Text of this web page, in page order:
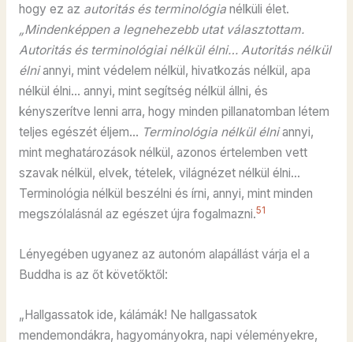
hogy ez az autoritás és terminológianélküli élet.
„Mindenképpen a legnehezebb utat választottam.
Autoritás és terminológiai nélkül élni… Autoritás nélkül
élniannyi, mint védelem nélkül, hivatkozás nélkül, apa
nélkül élni… annyi, mint segítség nélkül állni, és
kényszerítve lenni arra, hogy minden pillanatomban létem
teljes egészét éljem… Terminológia nélkül élniannyi,
mint meghatározások nélkül, azonos értelemben vett
szavak nélkül, elvek, tételek, világnézet nélkül élni…
Terminológia nélkül beszélni és írni, annyi, mint minden
megszólalásnál az egészet újra fogalmazni.51
Lényegében ugyanez az autonóm alapállást várja el a
Buddha is az őt követőktől:
„Hallgassatok ide, kálámák! Ne hallgassatok
mendemondákra, hagyományokra, napi véleményekre,